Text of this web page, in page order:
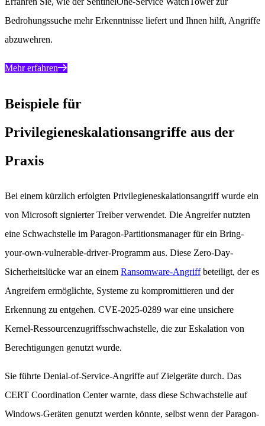
Bedrohungssuche mehr Erkenntnisse liefert und Ihnen hilft, Angriffe
abzuwehren.
Mehr erfahren
Beispiele für
Privilegieneskalationsangriffe aus der
Praxis
Bei einem kürzlich erfolgten Privilegieneskalationsangriff wurde ein
von Microsoft signierter Treiber verwendet. Die Angreifer nutzten
eine Schwachstelle im Paragon-Partitionsmanager für ein Bring-
your-own-vulnerable-driver-Programm aus. Diese Zero-Day-
Sicherheitslücke war an einem Ransomware-Angriffbeteiligt, der es
Angreifern ermöglichte, Systeme zu kompromittieren und der
Erkennung zu entgehen. CVE-2025-0289 war eine unsichere
Kernel-Ressourcenzugriffsschwachstelle, die zur Eskalation von
Berechtigungen genutzt wurde.
Sie führte Denial-of-Service-Angriffe auf Zielgeräte durch. Das
CERT Coordination Center warnte, dass diese Schwachstelle auf
Windows-Geräten genutzt werden könnte, selbst wenn der Paragon-